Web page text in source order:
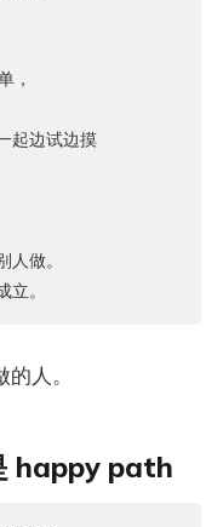
，
起边试边摸
做。
人。
happy path